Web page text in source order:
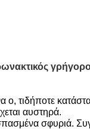
ο, τιδήποτε
αυστηρά.
σφυριά.